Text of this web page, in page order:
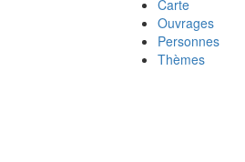
Carte
Ouvrages
Personnes
Thèmes